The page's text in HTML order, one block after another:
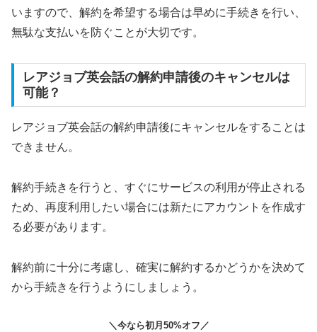
いますので、解約を希望する場合は早めに手続きを行い、
無駄な支払いを防ぐことが大切です。
レアジョブ英会話の解約申請後のキャンセルは
可能？
レアジョブ英会話の解約申請後にキャンセルをすることは
できません。
解約手続きを行うと、すぐにサービスの利用が停止される
ため、再度利用したい場合には新たにアカウントを作成す
る必要があります。
解約前に十分に考慮し、確実に解約するかどうかを決めて
から手続きを行うようにしましょう。
＼今なら初月50%オフ／